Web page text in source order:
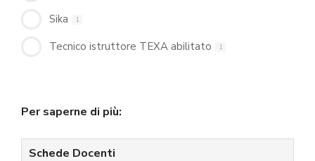
Sika 1
Tecnico istruttore TEXA abilitato 1
Per saperne di più:
Schede Docenti